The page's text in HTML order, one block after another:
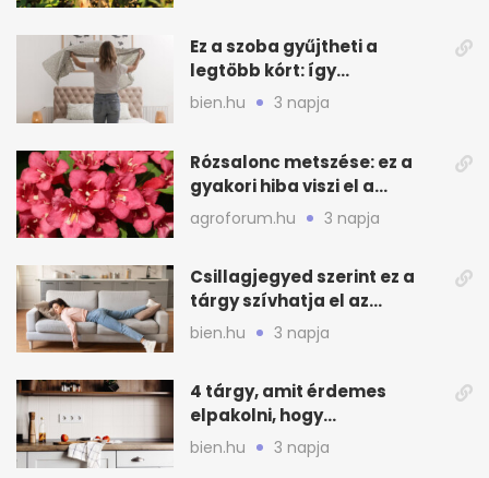
Ez a szoba gyűjtheti a
legtöbb kórt: így
mélytisztítsd otthon
bien.hu 3 napja
Rózsalonc metszése: ez a
gyakori hiba viszi el a
virágzást
agroforum.hu 3 napja
Csillagjegyed szerint ez a
tárgy szívhatja el az
otthonod energiáját
bien.hu 3 napja
4 tárgy, amit érdemes
elpakolni, hogy
hűvösebbnek tűnjön a lakás
bien.hu 3 napja